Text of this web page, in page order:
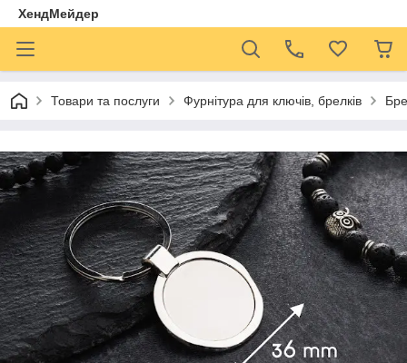
ХендМейдер
Товари та послуги Фурнітура для ключів, брелків